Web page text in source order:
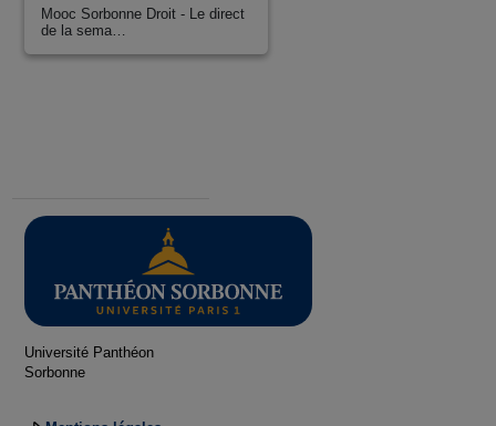
Mooc Sorbonne Droit - Le direct
de la sema…
Université Panthéon
Sorbonne